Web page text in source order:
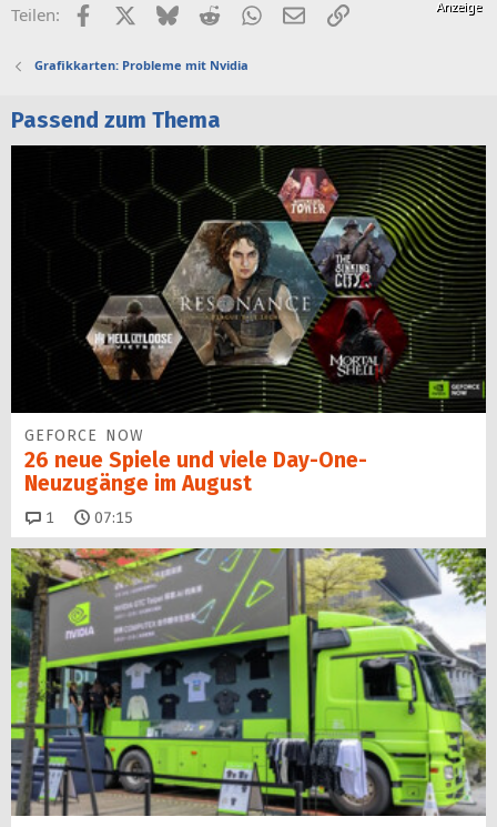
Teilen: FacebookX (Twitter)
BlueskyRedditWhatsApp
E-MailLink
Grafikkarten: Probleme mit Nvidia
Passend zum Thema
GEFORCE NOW
26 neue Spiele und viele Day-One-
Neuzugänge im August
1 Kommentare
07:15